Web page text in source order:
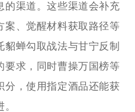
的渠道。这些渠道会补充
案、觉醒材料获取路径等
蝉勾取战法与甘宁反制
要求，同时曹操万国榜等
分，使用指定酒品还能获